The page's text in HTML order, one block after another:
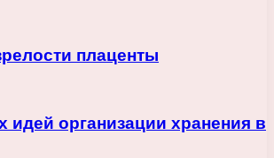
плаценты
идей организации хранения в